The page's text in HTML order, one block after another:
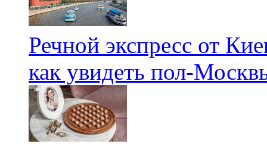
Речной экспресс от
как увидеть пол-